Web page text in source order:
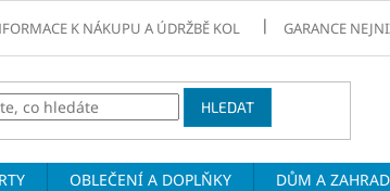
K NÁKUPU A ÚDRŽBĚ KOL GARANCE
HLEDAT
OBLEČENÍ A DOPLŇKY
DŮM A